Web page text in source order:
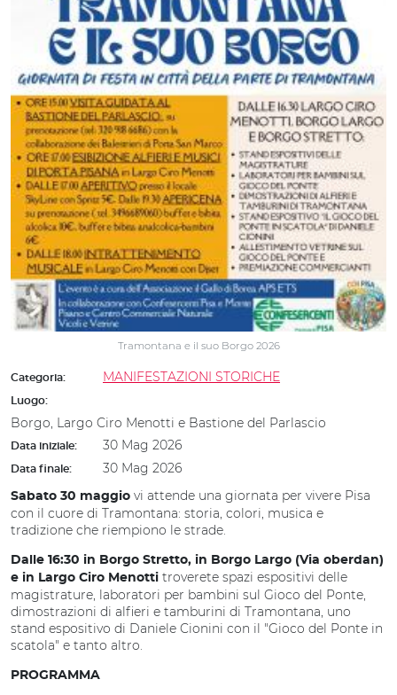
Tramontana e il suo Borgo 2026
Categoria: MANIFESTAZIONI STORICHE
Luogo:
Borgo, Largo Ciro Menotti e Bastione del Parlascio
Data iniziale: 30 Mag 2026
Data finale: 30 Mag 2026
Sabato 30 maggio vi attende una giornata per vivere Pisa
con il cuore di Tramontana: storia, colori, musica e
tradizione che riempiono le strade.
Dalle 16:30 in Borgo Stretto, in Borgo Largo (Via oberdan)
e in Largo Ciro Menotti troverete spazi espositivi delle
magistrature, laboratori per bambini sul Gioco del Ponte,
dimostrazioni di alfieri e tamburini di Tramontana, uno
stand espositivo di Daniele Cionini con il "Gioco del Ponte in
scatola" e tanto altro.
PROGRAMMA